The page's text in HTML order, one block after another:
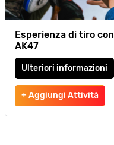
Esperienza di tiro con
AK47
Ulteriori informazioni
+ Aggiungi Attività